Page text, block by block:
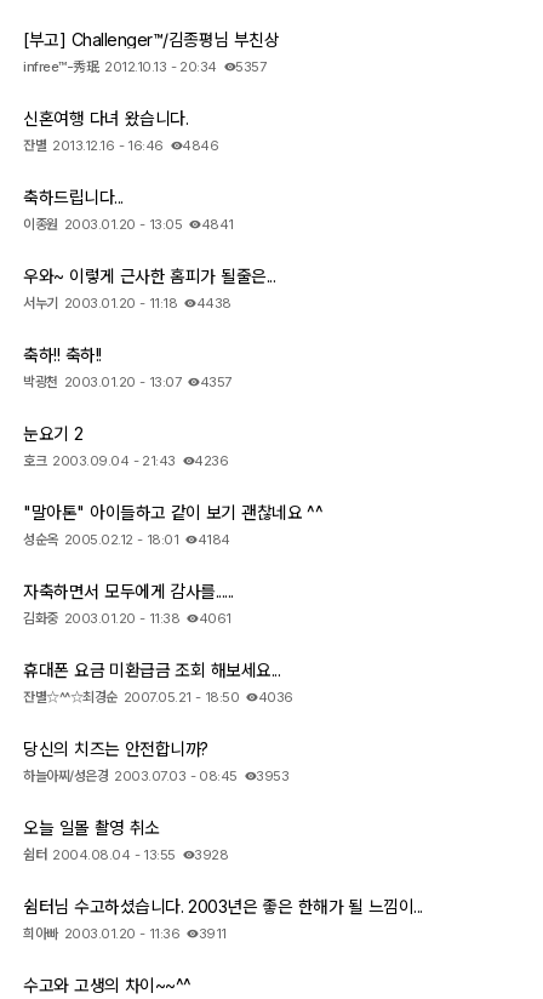
[부고] Challenger™/김종평님 부친상
infree™-秀珉 2012.10.13 - 20:34 5357
신혼여행 다녀 왔습니다.
잔별 2013.12.16 - 16:46 4846
축하드립니다...
이종원 2003.01.20 - 13:05 4841
우와~ 이렇게 근사한 홈피가 될줄은...
서누기 2003.01.20 - 11:18 4438
축하!! 축하!!
박광천 2003.01.20 - 13:07 4357
눈요기 2
호크 2003.09.04 - 21:43 4236
"말아톤" 아이들하고 같이 보기 괜찮네요 ^^
성순옥 2005.02.12 - 18:01 4184
자축하면서 모두에게 감사를......
김화중 2003.01.20 - 11:38 4061
휴대폰 요금 미환급금 조회 해보세요...
잔별☆^^☆최경순 2007.05.21 - 18:50 4036
당신의 치즈는 안전합니까?
하늘아찌/성은경 2003.07.03 - 08:45 3953
오늘 일몰 촬영 취소
쉼터 2004.08.04 - 13:55 3928
쉼터님 수고하셨습니다. 2003년은 좋은 한해가 될 느낌이...
희아빠 2003.01.20 - 11:36 3911
수고와 고생의 차이~~^^